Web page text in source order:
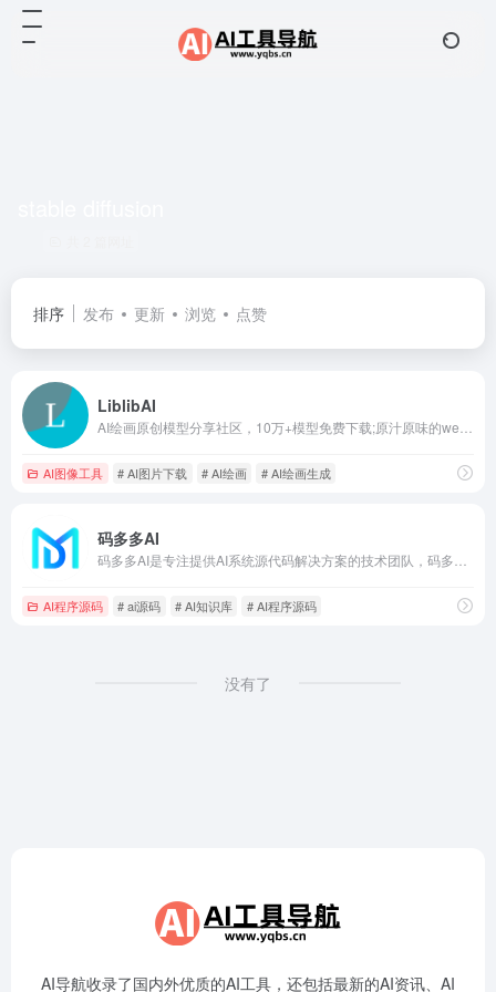
排序 发布 更新 浏览 点赞
LiblibAI
AI图像工具 # AI图片下载 # AI绘画 # AI绘画生成
码多多AI
AI程序源码 # ai源码 # AI知识库 # AI程序源码
没有了
AI导航收录了国内外优质的AI工具，还包括最新的AI资讯、AI